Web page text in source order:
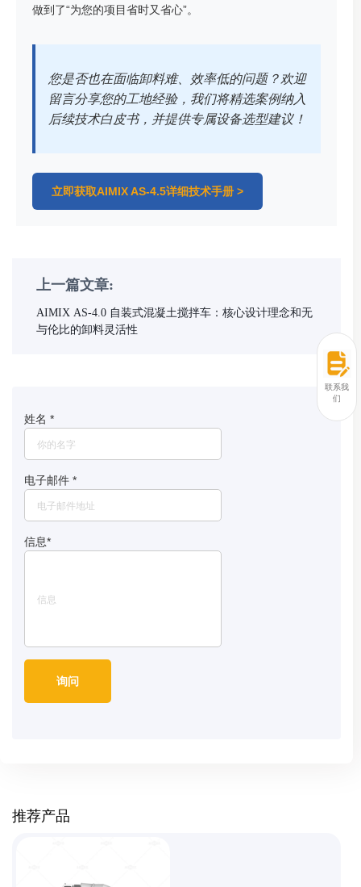
做到了“为您的项目省时又省心”。
您是否也在面临卸料难、效率低的问题？欢迎
留言分享您的工地经验，我们将精选案例纳入
后续技术白皮书，并提供专属设备选型建议！
立即获取AIMIX AS-4.5详细技术手册 >
上一篇文章:
AIMIX AS-4.0 自装式混凝土搅拌车：核心设计理念和无
与伦比的卸料灵活性
姓名 *
电子邮件 *
信息*
推荐产品
联系我
们